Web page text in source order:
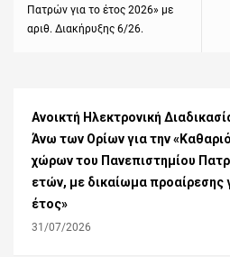
Πατρών για το έτος 2026» με
αριθ. Διακήρυξης 6/26.
Ανοικτή Ηλεκτρονική
Άνω των Ορίων για την
χώρων του Πανεπιστημίου
ετών, με δικαίωμα προαίρεσης
έτος»
31/07/2026